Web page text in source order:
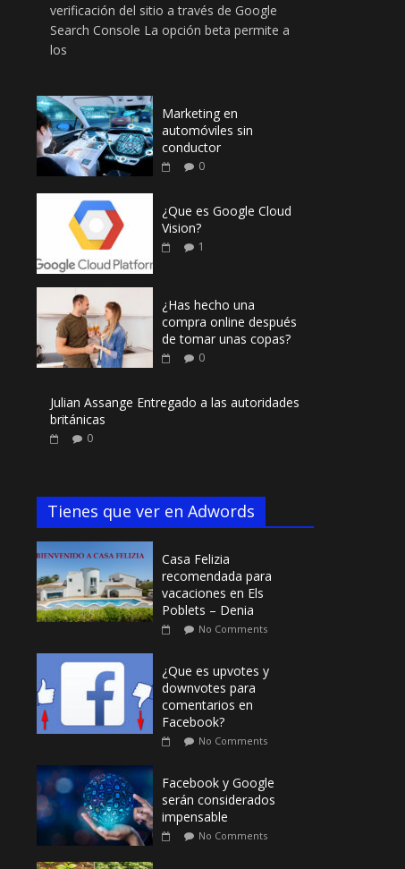
verificación del sitio a través de Google
Search Console La opción beta permite a
los
Marketing en
automóviles sin
conductor
0
¿Que es Google Cloud
Vision?
1
¿Has hecho una
compra online después
de tomar unas copas?
0
Julian Assange Entregado a las autoridades
británicas
0
Tienes que ver en Adwords
Casa Felizia
recomendada para
vacaciones en Els
Poblets – Denia
No Comments
¿Que es upvotes y
downvotes para
comentarios en
Facebook?
No Comments
Facebook y Google
serán considerados
impensable
No Comments